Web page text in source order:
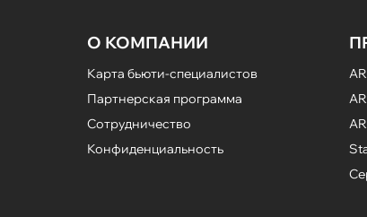
О КОМПАНИИ
Карта бьюти-специалистов
Партнерская программа
Сотрудничество
Конфиденциальность